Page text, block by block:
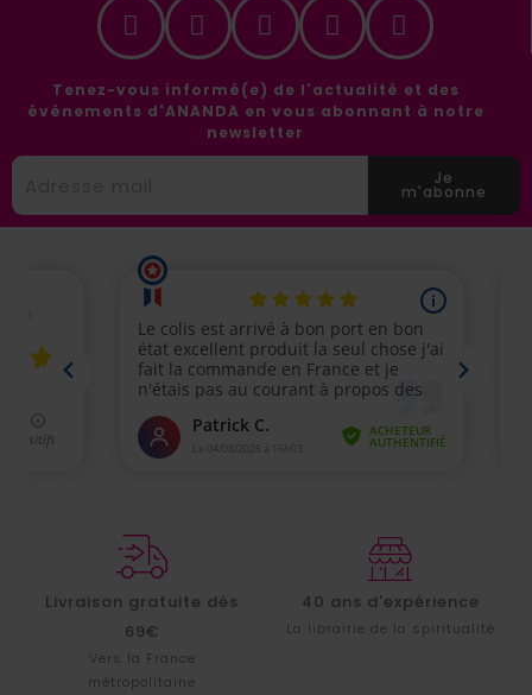
Tenez-vous informé(e) de l'actualité et des
événements d'ANANDA en vous abonnant à notre
newsletter
Je
m'abonne
Livraison gratuite dès
69€
Vers la France
métropolitaine
40 ans d'expérience
La librairie de la spiritualité